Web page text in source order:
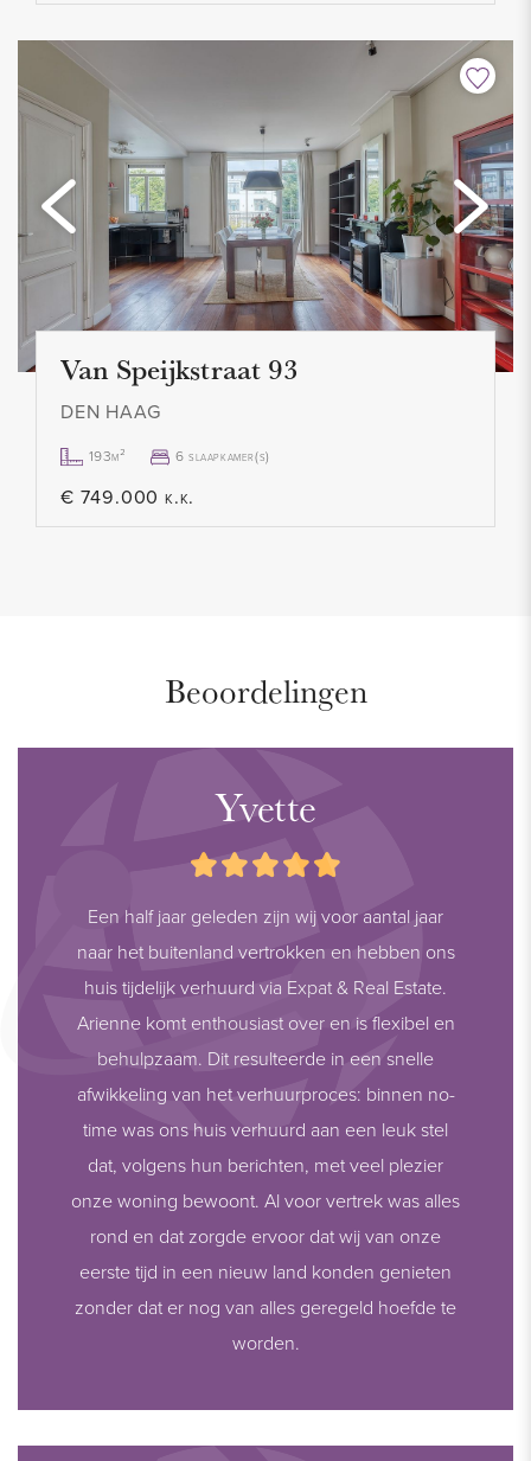
- Voorschot stookkosten € 95,- p.m.
- 1 maand waarborgsom
- Huurprijs € 1.500,- p.m. excl.
- Beschikbaar per 1 februari 2022
Van Speijkstraat 93
DEN HAAG
193m² 6 slaapkamer(s)
€ 749.000 k.k.
Beoordelingen
Yvette
Een half jaar geleden zijn wij voor aantal jaar
naar het buitenland vertrokken en hebben ons
huis tijdelijk verhuurd via Expat & Real Estate.
Arienne komt enthousiast over en is flexibel en
behulpzaam. Dit resulteerde in een snelle
afwikkeling van het verhuurproces: binnen no-
time was ons huis verhuurd aan een leuk stel
dat, volgens hun berichten, met veel plezier
onze woning bewoont. Al voor vertrek was alles
rond en dat zorgde ervoor dat wij van onze
eerste tijd in een nieuw land konden genieten
zonder dat er nog van alles geregeld hoefde te
worden.